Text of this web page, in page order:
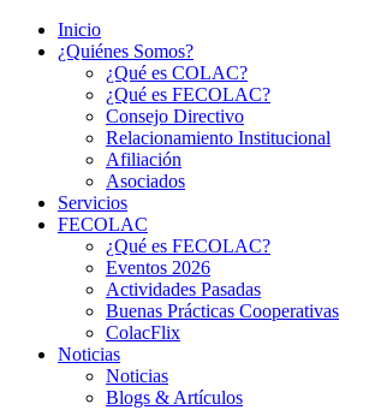
Inicio
¿Quiénes Somos?
¿Qué es COLAC?
¿Qué es FECOLAC?
Consejo Directivo
Relacionamiento Institucional
Afiliación
Asociados
Servicios
FECOLAC
¿Qué es FECOLAC?
Eventos 2026
Actividades Pasadas
Buenas Prácticas Cooperativas
ColacFlix
Noticias
Noticias
Blogs & Artículos